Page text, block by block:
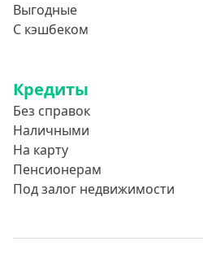
Выгодные
С кэшбеком
Кредиты
Без справок
Наличными
На карту
Пенсионерам
Под залог недвижимости